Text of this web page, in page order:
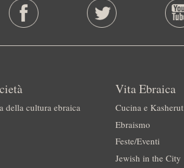
della cultura ebraica
Vita Ebraica
Cucina e Kasherut
Ebraismo
Feste/Eventi
Jewish in the City